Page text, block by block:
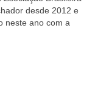
desde 2012 e
neste ano com a